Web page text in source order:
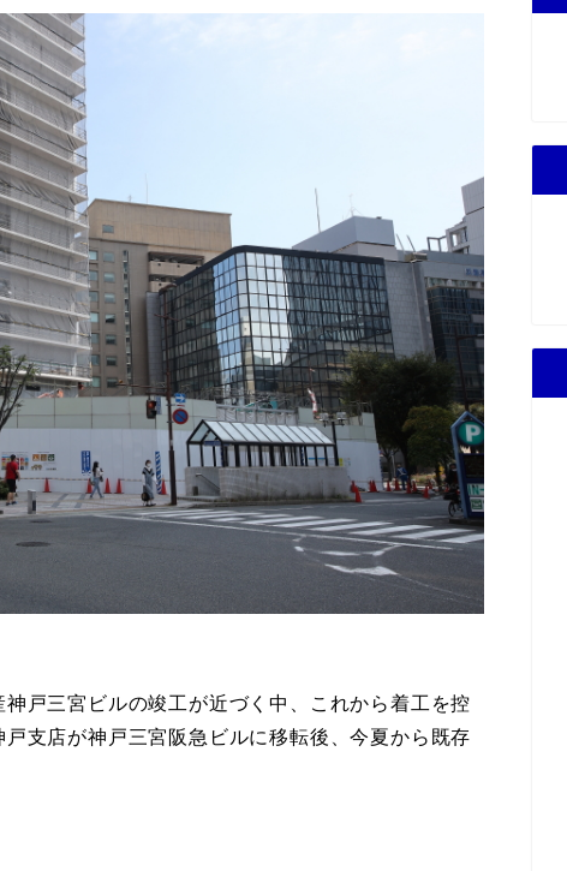
戸三宮ビルの竣工が近づく中、これから着工を控
支店が神戸三宮阪急ビルに移転後、今夏から既存